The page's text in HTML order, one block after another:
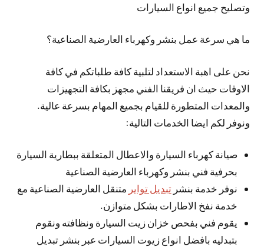
وتصليح جميع انواع السيارات
ما هي سرعة عمل بنشر وكهرباء العارضية الصناعية؟
نحن على اهبة الاستعداد لتلبية كافة طلباتكم في كافة
الاوقات حيث ان فريقنا الفني مجهز بكافة التجهيزات
والمعدات المتطورة للقيام بجميع المهام بسرعة عالية.
ونوفر لكم ايضا الخدمات التالية:
صيانة كهرباء السيارة والاعطال المتعلقة ببطارية السيارة
بحرفية فني بنشر وكهرباء العارضية الصناعية
نوفر خدمة بنشرتبديل تواير متنقل العارضية الصناعية مع
خدمة نفخ الاطارات بشكل متوازن.
يقوم فني بفحص خزان زيت السيارة ونظافته ونقوم
بتبدليه بافضل انواع زيوت السيارات عبر بنشر تبديل